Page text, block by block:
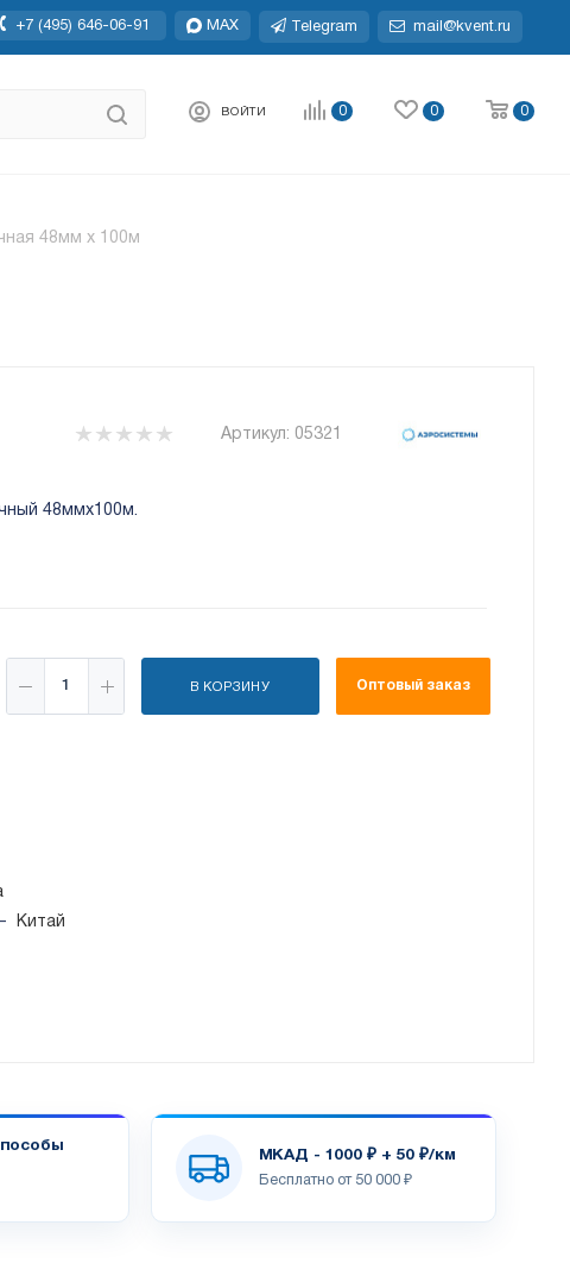
+7 (495) 646-06-91 MAX Telegram mail@kvent.ru
ВОЙТИ 0 0 0
48мм х 100м
Артикул: 05321
48ммх100м.
В КОРЗИНУ Оптовый заказ
Китай
МКАД - 1000 ₽ + 50 ₽/км
Бесплатно от 50 000 ₽